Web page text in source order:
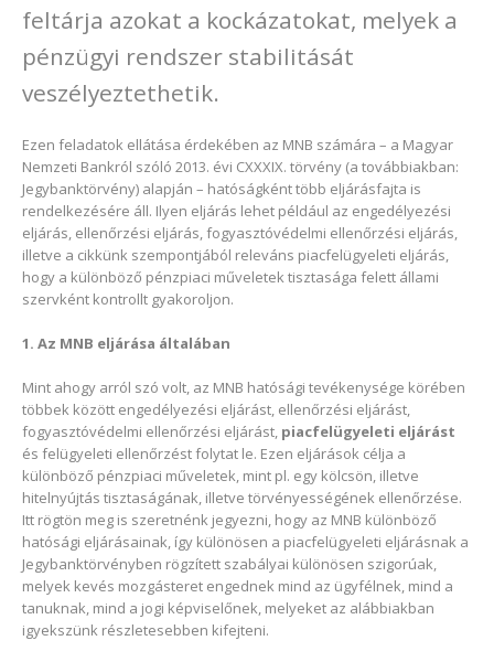
feltárja azokat a kockázatokat, melyek a
pénzügyi rendszer stabilitását
veszélyeztethetik.
Ezen feladatok ellátása érdekében az MNB számára – a Magyar
Nemzeti Bankról szóló 2013. évi CXXXIX. törvény (a továbbiakban:
Jegybanktörvény) alapján – hatóságként több eljárásfajta is
rendelkezésére áll. Ilyen eljárás lehet például az engedélyezési
eljárás, ellenőrzési eljárás, fogyasztóvédelmi ellenőrzési eljárás,
illetve a cikkünk szempontjából releváns piacfelügyeleti eljárás,
hogy a különböző pénzpiaci műveletek tisztasága felett állami
szervként kontrollt gyakoroljon.
1. Az MNB eljárása általában
Mint ahogy arról szó volt, az MNB hatósági tevékenysége körében
többek között engedélyezési eljárást, ellenőrzési eljárást,
fogyasztóvédelmi ellenőrzési eljárást, piacfelügyeleti eljárást
és felügyeleti ellenőrzést folytat le. Ezen eljárások célja a
különböző pénzpiaci műveletek, mint pl. egy kölcsön, illetve
hitelnyújtás tisztaságának, illetve törvényességének ellenőrzése.
Itt rögtön meg is szeretnénk jegyezni, hogy az MNB különböző
hatósági eljárásainak, így különösen a piacfelügyeleti eljárásnak a
Jegybanktörvényben rögzített szabályai különösen szigorúak,
melyek kevés mozgásteret engednek mind az ügyfélnek, mind a
tanuknak, mind a jogi képviselőnek, melyeket az alábbiakban
igyekszünk részletesebben kifejteni.